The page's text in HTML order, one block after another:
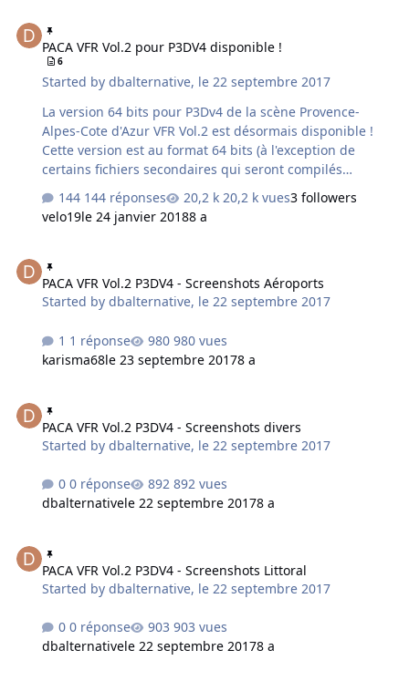
19,90 Euros -> PACA VFR Vol.2 : 24,90 Euros - PACA
PHOTO Vol.2 acheté avec remise 30% -> PACA VFR Vol.2 :
27,90 Euros - PACA PHOTO Vol.2 acheté avec remise 50%
-> PACA VFR Vol.2 : 29,90 Euros sur de…
PACA VFR Vol.2 pour P3DV4 disponible !
6
Started bydbalternative, le 22 septembre 2017
La version 64 bits pour P3Dv4 de la scène Provence-
Alpes-Cote d'Azur VFR Vol.2 est désormais disponible !
Cette version est au format 64 bits (à l'exception de
certains fichiers secondaires qui seront compilés
ultérieurement) donc complètement séparée de la
version FSX existante. La version P3D v2/v3 32 bits qui
était une version FSX légèrement modifiée va donc
les versions FSX d'un côté et P3D 64 bits de l'autre ! Cette
nouvelle version marque un virage net dans la stratégie
produits qui se veut de développer dés maintenant de
nouvelles fonctionna…
144 réponses 20,2 k vues3 followers
velo19le 24 janvier 20188 a
PACA VFR Vol.2 P3DV4 - Screenshots Aéroports
Started bydbalternative, le 22 septembre 2017
1 réponse
980 vues
karisma68le 23 septembre 20178 a
PACA VFR Vol.2 P3DV4 - Screenshots divers
Started bydbalternative, le 22 septembre 2017
0 réponse
892 vues
dbalternativele 22 septembre 20178 a
PACA VFR Vol.2 P3DV4 - Screenshots Littoral
Started bydbalternative, le 22 septembre 2017
0 réponse
903 vues
dbalternativele 22 septembre 20178 a